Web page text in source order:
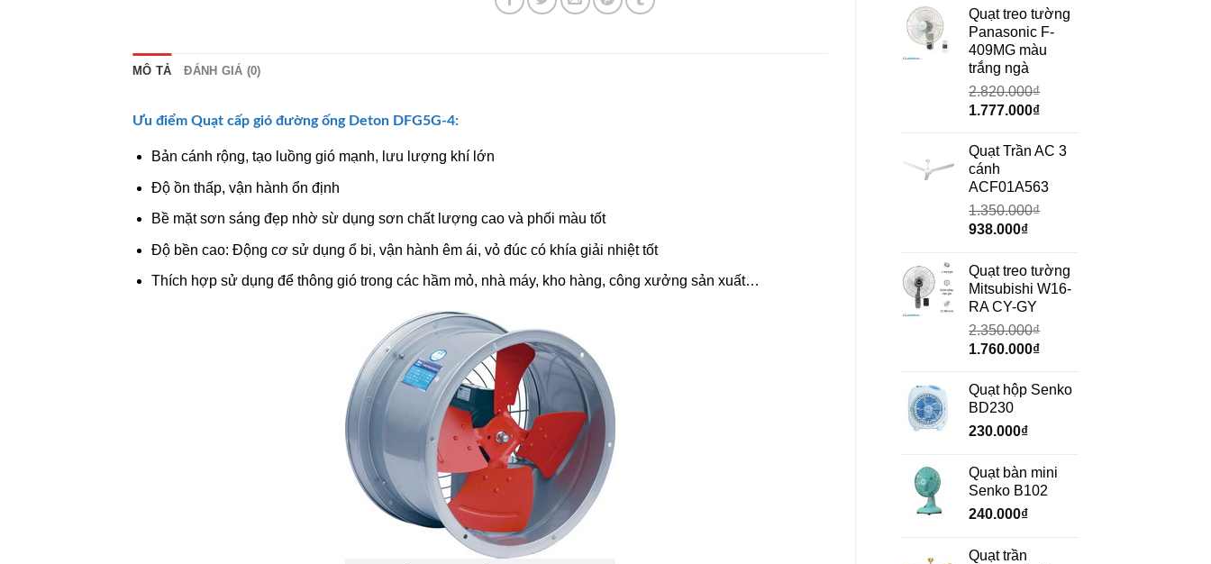
là:
2.820.000₫.
tại
là:
1.777.000₫.
Quạt treo tường
Panasonic F-
409MG màu
trắng ngà
2.820.000₫
Giá
là:
2.820.000₫.
1.777.000₫Giá
tại
1.777.000₫.
Quạt Trần AC 3
cánh
ACF01A563
1.350.000₫
Giá
là:
1.350.000₫.
938.000₫Giá
tại
là:
938.000₫.
Quạt treo tường
Mitsubishi W16-
RA CY-GY
2.350.000₫
Giá
là:
2.350.000₫.
1.760.000₫Giá
tại
Quạt hộp Senko
BD230
230.000₫
Quạt bàn mini
Senko B102
240.000₫
Quạt trần
MÔ TẢ ĐÁNH GIÁ (0)
Ưu điểm Quạt cấp gió đường ốngDeton DFG5G-4:
Bản cánh rộng, tạo luồng gió mạnh, lưu lượng khí lớn
Độ ồn thấp, vận hành ổn định
Bề mặt sơn sáng đẹp nhờ sừ dụng sơn chất lượng cao và phối màu tốt
Độ bền cao: Động cơ sử dụng ổ bi, vận hành êm ái, vỏ đúc có khía giải nhiệt tốt
Thích hợp sử dụng để thông gió trong các hầm mỏ, nhà máy, kho hàng, công xưởng sản xuất…